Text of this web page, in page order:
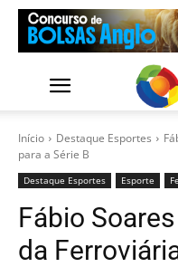
Início Destaque Esportes
para a Série B
Destaque Esportes Esporte
Fábio
da